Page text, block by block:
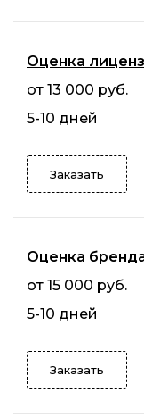
Оценка
от 13 000 руб.
5-10 дней
Заказать
Оценка
от 15 000 руб.
5-10 дней
Заказать